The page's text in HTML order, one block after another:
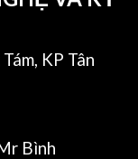
KP Tân
Bình